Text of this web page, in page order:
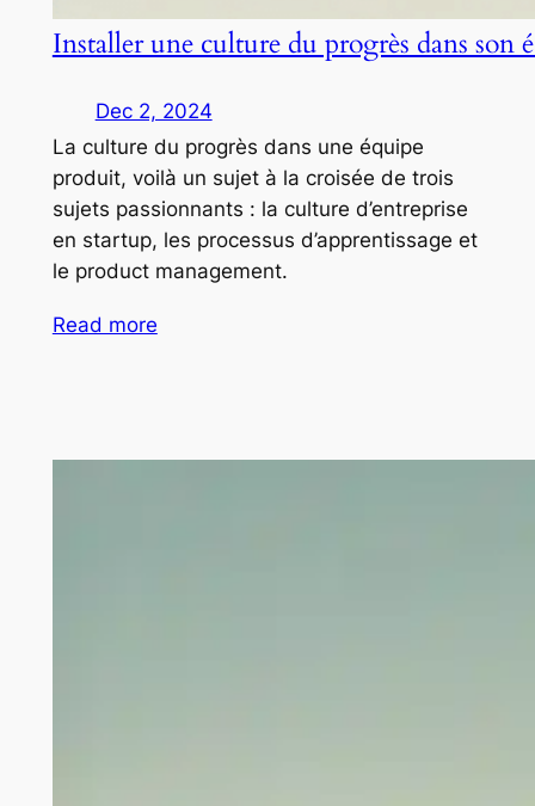
Installer une culture du progrès dans son
Dec 2, 2024
La culture du progrès dans une équipe
produit, voilà un sujet à la croisée de trois
sujets passionnants : la culture d’entreprise
en startup, les processus d’apprentissage et
le product management.
Read more